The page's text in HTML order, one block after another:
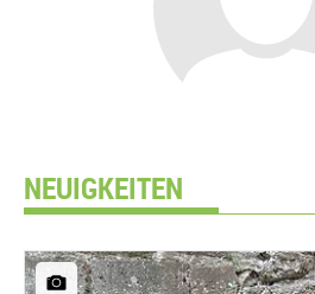
NEUIGKEITEN